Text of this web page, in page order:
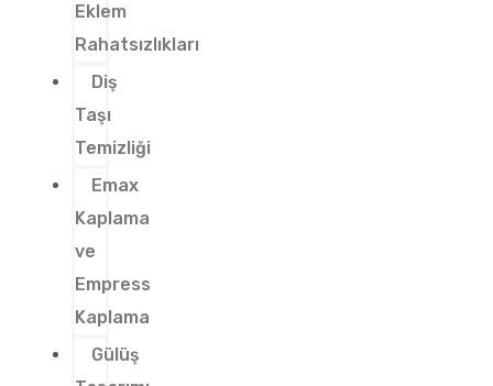
Eklem
Rahatsızlıkları
Diş
Taşı
Temizliği
Emax
Kaplama
ve
Empress
Kaplama
Gülüş